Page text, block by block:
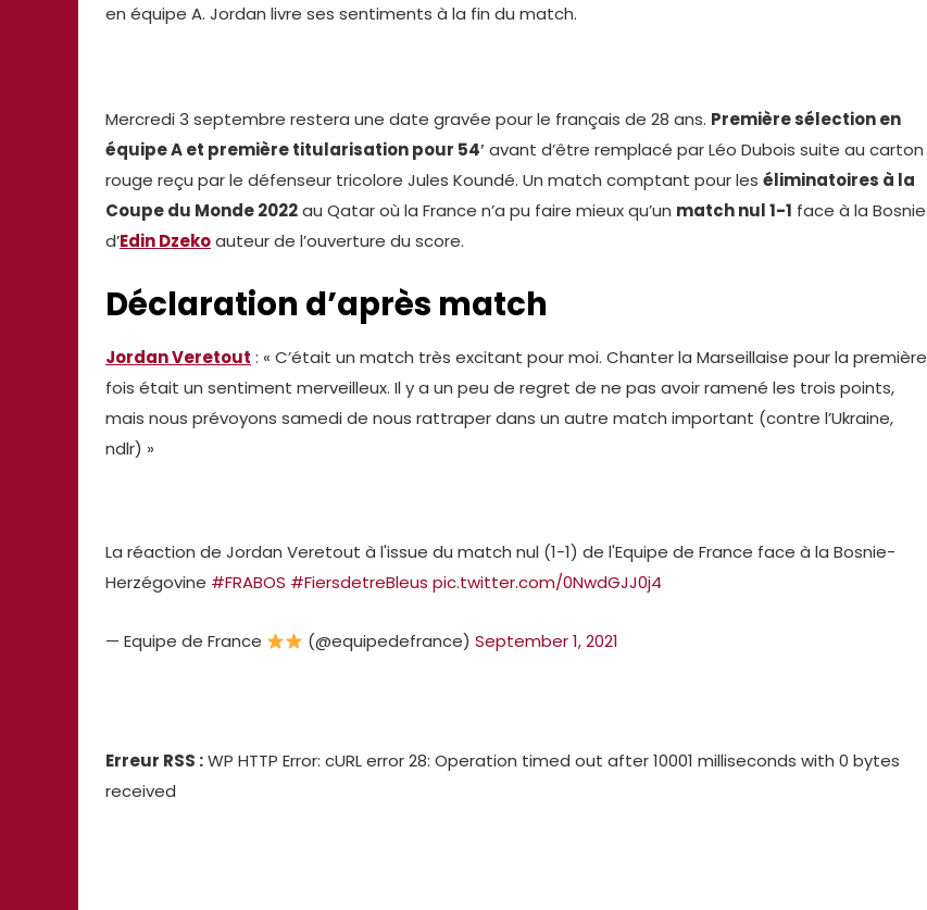
en équipe A. Jordan livre ses sentiments à la fin du match.
Mercredi 3 septembre restera une date gravée pour le français de 28 ans. Première sélection en
équipe A et première titularisation pour 54′ avant d’être remplacé par Léo Dubois suite au carton
rouge reçu par le défenseur tricolore Jules Koundé. Un match comptant pour les éliminatoires à la
Coupe du Monde 2022au Qatar où la France n’a pu faire mieux qu’un match nul 1-1 face à la Bosnie
d’Edin Dzekoauteur de l’ouverture du score.
Déclaration d’après match
Jordan Veretout : « C’était un match très excitant pour moi. Chanter la Marseillaise pour la première
fois était un sentiment merveilleux. Il y a un peu de regret de ne pas avoir ramené les trois points,
mais nous prévoyons samedi de nous rattraper dans un autre match important (contre l’Ukraine,
ndlr) »
La réaction de Jordan Veretout à l'issue du match nul (1-1) de l'Equipe de France face à la Bosnie-
Herzégovine #FRABOS #FiersdetreBleus pic.twitter.com/0NwdGJJ0j4
— Equipe de France (@equipedefrance)September 1, 2021
Erreur RSS :WP HTTP Error: cURL error 28: Operation timed out after 10001 milliseconds with 0 bytes
received